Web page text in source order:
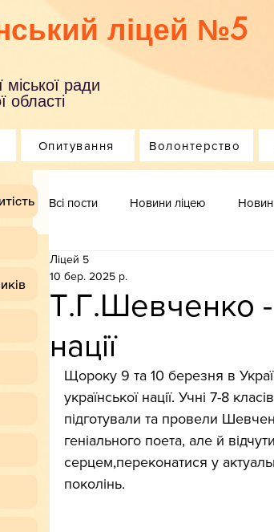
ліцей №5
міської ради
області
Опитування Волонтерство
Всі пости Новини ліцею
Т.Г.Шевченко -
нації
Ліцей 5
10 бер. 2025 р.
Щороку 9 та 10 березня в
української нації. Учні 7-8
підготували та провели
геніального поета, але й
серцем,переконатися у
поколінь.